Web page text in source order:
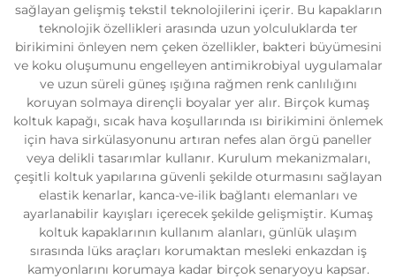
sağlayan gelişmiş tekstil teknolojilerini içerir. Bu kapakların
teknolojik özellikleri arasında uzun yolculuklarda ter
birikimini önleyen nem çeken özellikler, bakteri büyümesini
ve koku oluşumunu engelleyen antimikrobiyal uygulamalar
ve uzun süreli güneş ışığına rağmen renk canlılığını
koruyan solmaya dirençli boyalar yer alır. Birçok kumaş
koltuk kapağı, sıcak hava koşullarında ısı birikimini önlemek
için hava sirkülasyonunu artıran nefes alan örgü paneller
veya delikli tasarımlar kullanır. Kurulum mekanizmaları,
çeşitli koltuk yapılarına güvenli şekilde oturmasını sağlayan
elastik kenarlar, kanca-ve-ilik bağlantı elemanları ve
ayarlanabilir kayışları içerecek şekilde gelişmiştir. Kumaş
koltuk kapaklarının kullanım alanları, günlük ulaşım
sırasında lüks araçları korumaktan mesleki enkazdan iş
kamyonlarını korumaya kadar birçok senaryoyu kapsar.